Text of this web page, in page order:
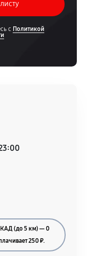
с Политикой
(до 5 км) — 0
250 ₽.